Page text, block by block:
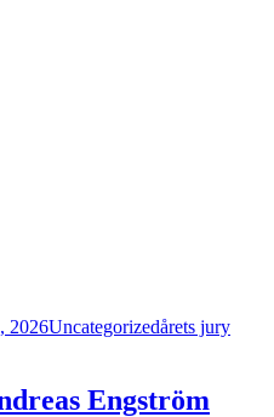
2026Uncategorizedårets jury
Engström